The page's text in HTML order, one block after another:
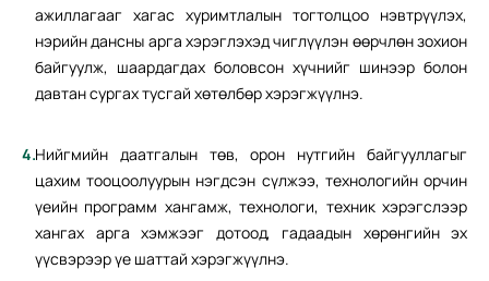
ажиллагааг хагас хуримтлалын тогтолцоо нэвтрүүлэх,
нэрийн дансны арга хэрэглэхэд чиглүүлэн өөрчлөн зохион
байгуулж, шаардагдах боловсон хүчнийг шинээр болон
давтан сургах тусгай хөтөлбөр хэрэгжүүлнэ.
Нийгмийн даатгалын төв, орон нутгийн байгууллагыг
цахим тооцоолуурын нэгдсэн сүлжээ, технологийн орчин
үеийн программ хангамж, технологи, техник хэрэгслээр
хангах арга хэмжээг дотоод, гадаадын хөрөнгийн эх
үүсвэрээр үе шаттай хэрэгжүүлнэ.